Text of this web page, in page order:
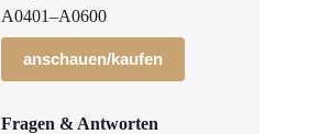
A0401–A0600
anschauen/kaufen
Fragen & Antworten